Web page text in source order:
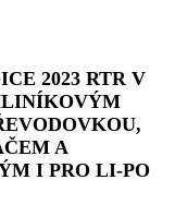
2023 RTR V
A
I PRO LI-PO